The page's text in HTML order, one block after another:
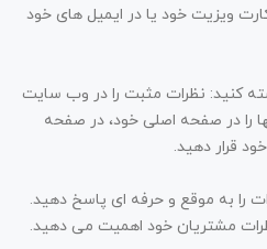
ویزیت خود یا در ایمیل های خود
کنید: نظرات مثبت را در وب سایت
را در صفحه اصلی خود، در صفحه
قرار دهید.
به موقع و حرفه ای پاسخ دهید.
مشتریان خود اهمیت می دهید.